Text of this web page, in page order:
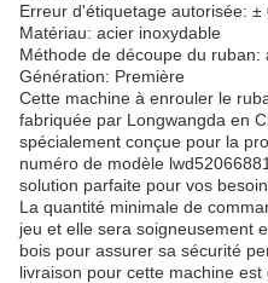
Erreur d'étiquetage autorisée: ±
Matériau: acier inoxydable
Méthode de découpe du ruban:
Génération: Première
Cette machine à enrouler le
fabriquée par Longwangda en
spécialement conçue pour la
numéro de modèle
solution parfaite pour vos
La quantité minimale de
jeu et elle sera soigneusement
bois pour assurer sa sécurité
livraison pour cette machine